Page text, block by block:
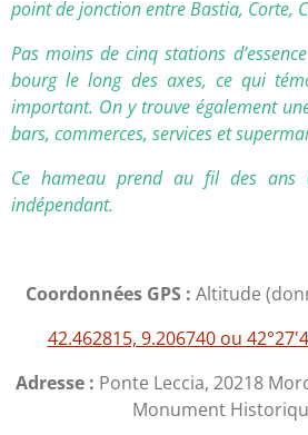
point de jonction entre Bastia, Corte,
Pas moins de cinq stations
bourg le long des axes, ce qui
important. On y trouve également
bars, commerces, services et
Ce hameau prend au fil des ans
indépendant.
Coordonnées GPS : Altitude
42.462815, 9.206740 ou
Adresse : Ponte Leccia, 20218
Monument